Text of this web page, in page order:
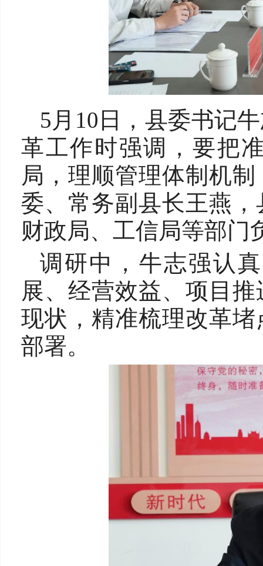
5月10日，县委书记
革工作时强调，要把
局，理顺管理体制机
委、常务副县长王燕
财政局、工信局等部门
调研中，牛志强认
展、经营效益、项目
现状，精准梳理改革
部署。